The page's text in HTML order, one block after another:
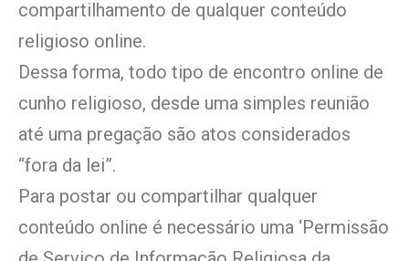
compartilhamento de qualquer conteúdo
religioso online.
Dessa forma, todo tipo de encontro online de
cunho religioso, desde uma simples reunião
até uma pregação são atos considerados
“fora da lei”.
Para postar ou compartilhar qualquer
conteúdo online é necessário uma ‘Permissão